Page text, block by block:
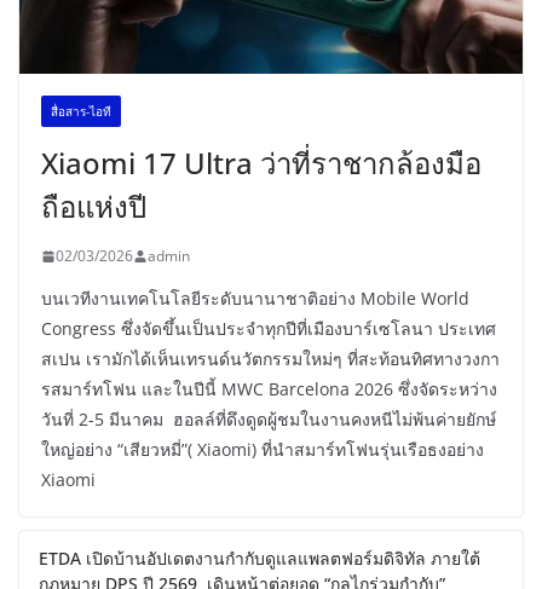
สื่อสาร-ไอที
Xiaomi 17 Ultra ว่าที่ราชากล้องมือ
ถือแห่งปี
02/03/2026 admin
บนเวทีงานเทคโนโลยีระดับนานาชาติอย่าง Mobile World
Congress ซึ่งจัดขึ้นเป็นประจำทุกปีที่เมืองบาร์เซโลนา ประเทศ
สเปน เรามักได้เห็นเทรนด์นวัตกรรมใหม่ๆ ที่สะท้อนทิศทางวงกา
รสมาร์ทโฟน และในปีนี้ MWC Barcelona 2026 ซึ่งจัดระหว่าง
วันที่ 2-5 มีนาคม ฮอลล์ที่ดึงดูดผู้ชมในงานคงหนีไม่พ้นค่ายยักษ์
ใหญ่อย่าง “เสียวหมี่”( Xiaomi) ที่นำสมาร์ทโฟนรุ่นเรือธงอย่าง
Xiaomi
ETDA เปิดบ้านอัปเดตงานกำกับดูแลแพลตฟอร์มดิจิทัล ภายใต้
กฎหมาย DPS ปี 2569 เดินหน้าต่อยอด “กลไกร่วมกำกับ”